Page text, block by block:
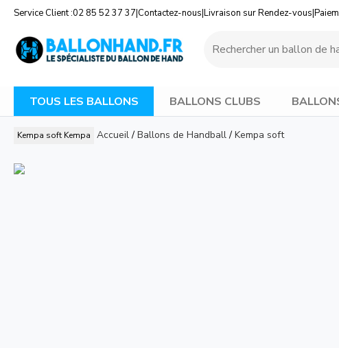
Service Client :02 85 52 37 37|Contactez-nous|Livraison sur Rendez-vous|
TOUS LES BALLONS BALLONS CLUBS
Kempa soft Kempa Accueil/ Ballons de Handball/ Kempa soft